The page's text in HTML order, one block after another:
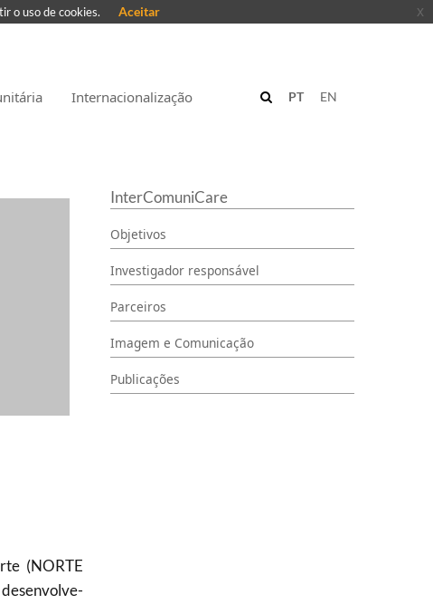
Internacionalização EN
PT
(NORTE
InterComuniCare
Objetivos
Investigador responsável
Parceiros
Imagem e Comunicação
Publicações
o uso de cookies. Aceitar x